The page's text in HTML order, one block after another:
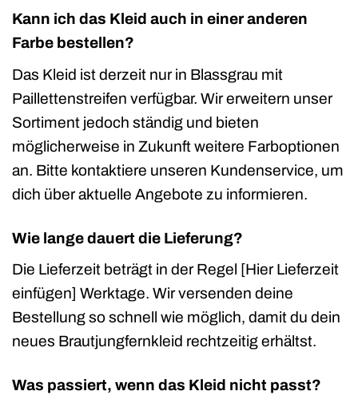
Kann ich das Kleid auch in einer anderen
Farbe bestellen?
Das Kleid ist derzeit nur in Blassgrau mit
Paillettenstreifen verfügbar. Wir erweitern unser
Sortiment jedoch ständig und bieten
möglicherweise in Zukunft weitere Farboptionen
an. Bitte kontaktiere unseren Kundenservice, um
dich über aktuelle Angebote zu informieren.
Wie lange dauert die Lieferung?
Die Lieferzeit beträgt in der Regel [Hier Lieferzeit
einfügen] Werktage. Wir versenden deine
Bestellung so schnell wie möglich, damit du dein
neues Brautjungfernkleid rechtzeitig erhältst.
Was passiert, wenn das Kleid nicht passt?